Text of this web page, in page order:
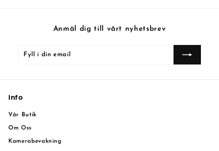
Anmäl dig till vårt nyhetsbrev
Fyll
email
Prenumerera
Info
Vår Butik
Om Oss
Kamerabevakning